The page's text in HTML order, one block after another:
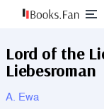
Lord of the
Liebesroman
A. Ewa